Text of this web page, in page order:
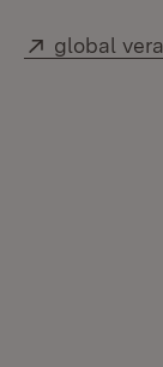
Extern:
global